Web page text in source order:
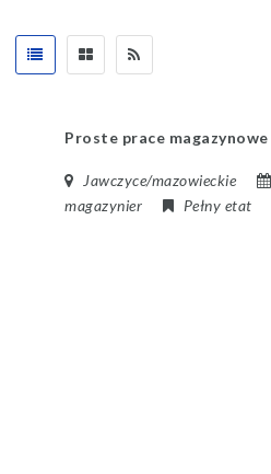
Proste prace
Jawczyce/mazowieckie
magazynier
Pełny etat